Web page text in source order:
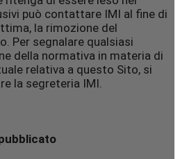
può contattare IMI al fine di
la rimozione del
Per segnalare qualsiasi
della normativa in materia di
relativa a questo Sito, si
la segreteria IMI.